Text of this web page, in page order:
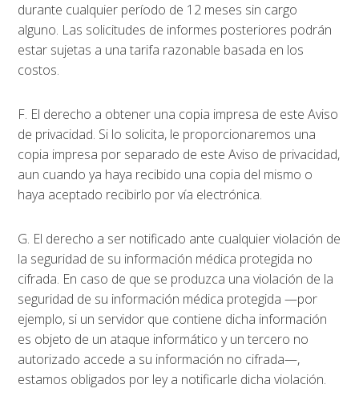
durante cualquier período de 12 meses sin cargo
alguno. Las solicitudes de informes posteriores podrán
estar sujetas a una tarifa razonable basada en los
costos.
F. El derecho a obtener una copia impresa de este Aviso
de privacidad. Si lo solicita, le proporcionaremos una
copia impresa por separado de este Aviso de privacidad,
aun cuando ya haya recibido una copia del mismo o
haya aceptado recibirlo por vía electrónica.
G. El derecho a ser notificado ante cualquier violación de
la seguridad de su información médica protegida no
cifrada. En caso de que se produzca una violación de la
seguridad de su información médica protegida —por
ejemplo, si un servidor que contiene dicha información
es objeto de un ataque informático y un tercero no
autorizado accede a su información no cifrada—,
estamos obligados por ley a notificarle dicha violación.